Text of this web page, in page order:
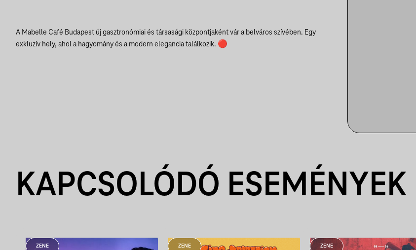
A Mabelle Café Budapest új gasztronómiai és társasági központjaként vár a belváros szívében. Egy
exkluzív hely, ahol a hagyomány és a modern elegancia találkozik. 🔴
KAPCSOLÓDÓ ESEMÉNYEK
ZENE ZENE ZENE